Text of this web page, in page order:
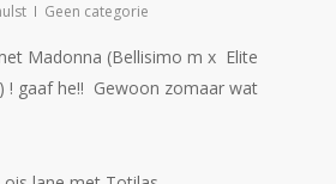
Geen categorie
Madonna (Bellisimo m x Elite
! gaaf he!! Gewoon zomaar wat